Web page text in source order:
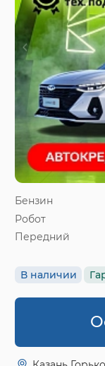
Бензин
Робот
Передний
В наличии